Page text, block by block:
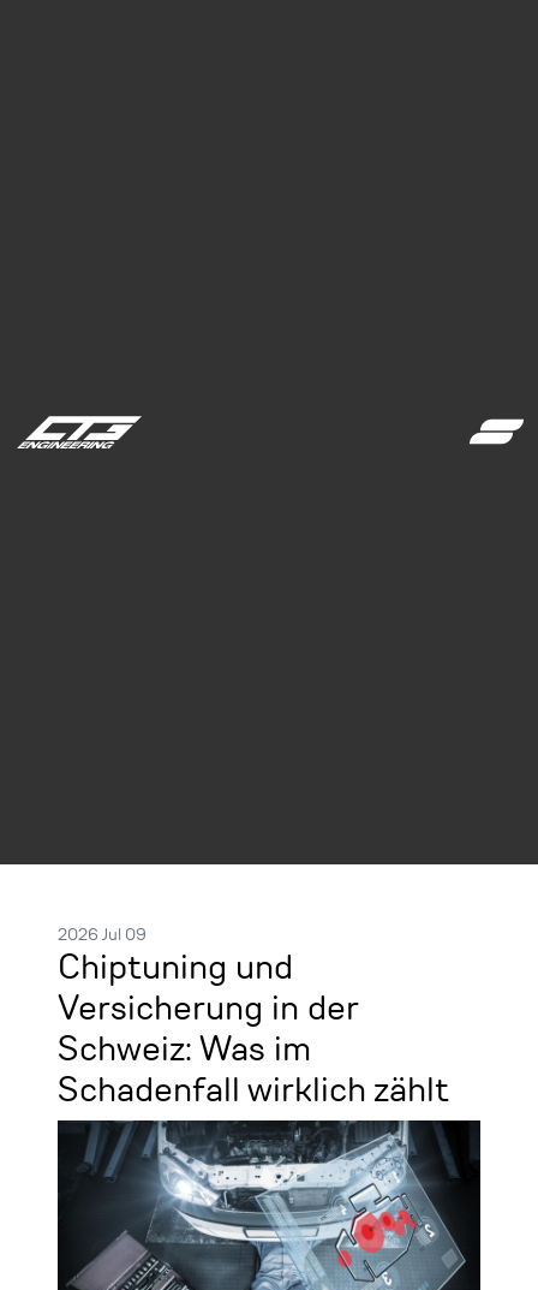
2026 Jul 09
Chiptuning und
Versicherung in der
Schweiz: Was im
Schadenfall wirklich zählt